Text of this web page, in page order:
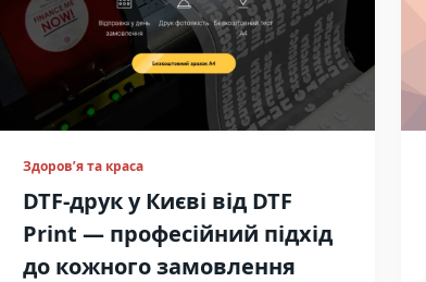
Здоров’я та краса
DTF-друк у Києві від DTF
Print — професійний підхід
до кожного замовлення